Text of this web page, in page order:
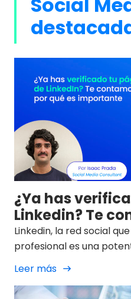
¿Ya has
Linkedin? Te
es importante
Linkedin, la red social
profesional es una
conectar con la
dejan de crecer y el
Leer más